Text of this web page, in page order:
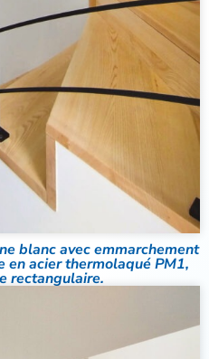
blanc avec emmarchement
en acier thermolaqué PM1,
rectangulaire.